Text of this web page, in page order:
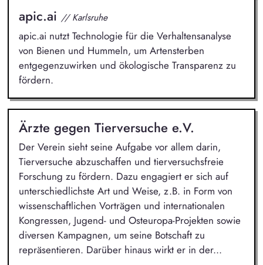
apic.ai // Karlsruhe
apic.ai nutzt Technologie für die Verhaltensanalyse
von Bienen und Hummeln, um Artensterben
entgegenzuwirken und ökologische Transparenz zu
fördern.
Ärzte gegen Tierversuche e.V.
Der Verein sieht seine Aufgabe vor allem darin,
Tierversuche abzuschaffen und tierversuchsfreie
Forschung zu fördern. Dazu engagiert er sich auf
unterschiedlichste Art und Weise, z.B. in Form von
wissenschaftlichen Vorträgen und internationalen
Kongressen, Jugend- und Osteuropa-Projekten sowie
diversen Kampagnen, um seine Botschaft zu
repräsentieren. Darüber hinaus wirkt er in der...